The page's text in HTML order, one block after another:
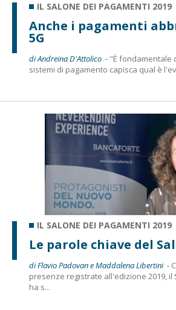
IL SALONE DEI PAGAMENTI 2019
Anche i pagamenti
5G
di Andreina D'Attolico - "È fondamentale
sistemi di pagamento capisca qual è
IL SALONE DEI PAGAMENTI 2019
Le parole chiave del
di Flavio Padovan e Maddalena Libertini -
presenze registrate all'edizione 2019, il
ha s...